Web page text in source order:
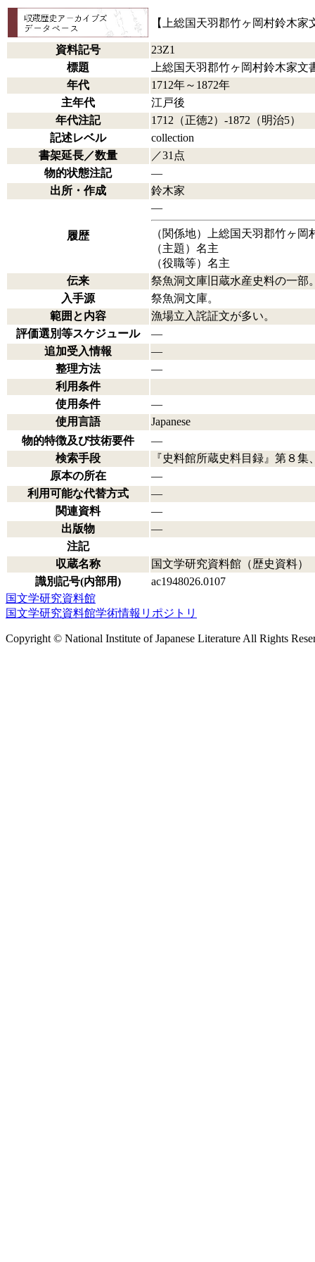
【上総国天羽郡竹ヶ岡村鈴木
資料記号
23Z1
標題
上総国天羽郡竹ヶ岡村鈴木家
年代
1712年～1872年
主年代
江戸後
年代注記
1712（正徳2）-1872（明治5）
記述レベル
collection
書架延長／数量
／31点
物的状態注記
―
出所・作成
鈴木家
履歴
―
（関係地）上総国天羽郡竹ヶ岡
（主題）名主
（役職等）名主
伝来
祭魚洞文庫旧蔵水産史料の一部
入手源
祭魚洞文庫。
範囲と内容
漁場立入詫証文が多い。
評価選別等スケジュール
―
追加受入情報
―
整理方法
―
利用条件
使用条件
―
使用言語
Japanese
物的特徴及び技術要件
―
検索手段
『史料館所蔵史料目録』第８集
原本の所在
―
利用可能な代替方式
―
関連資料
―
出版物
―
注記
収蔵名称
国文学研究資料館（歴史資料）
識別記号(内部用)
ac1948026.0107
国文学研究資料館
国文学研究資料館学術情報リポジトリ
Copyright © National Institute of Japanese Literature All Rights